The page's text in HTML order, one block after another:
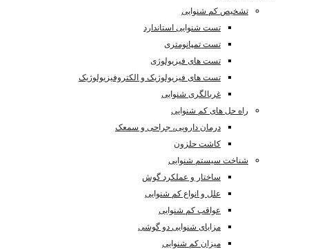
تشخیص کم شنوایی
تست شنوایی استاندارد
تست تمپانومتری
تست های فیزیولوژی
تست های فیزیولوژیک و الکتروفیزیولوژیک
غربالگری شنوایی
راه حل های کم شنوایی
درمان دارویی، جراحی و سمعک
کاشت حلزون
شناخت سیستم شنوایی
ساختار و عملکرد گوش
علل و انواع کم شنوایی
عواقب کم شنوایی
مزایای شنوایی دو گوشی
میزان کم شنوایی